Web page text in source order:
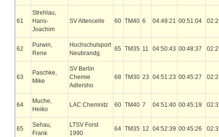
61
Strehlau,
Hans-
Joachim
SV Altencelle 60 TM40 6 04:49:21 00:51:04
62
Purwin,
Rene
Hochschulsport
Neubrandg.
65 TM35 11 04:50:43 00:48:37
63
Paschke,
Mike
SV Berlin
Chemie
Adlersho
68 TM30 23 04:51:23 00:45:27
64
Muche,
Heiko
LAC Chemnitz 60 TM40 7 04:51:40 00:45:19
65
Sehau,
Frank
LTSV Forst
1990
64 TM35 12 04:52:39 00:45:26